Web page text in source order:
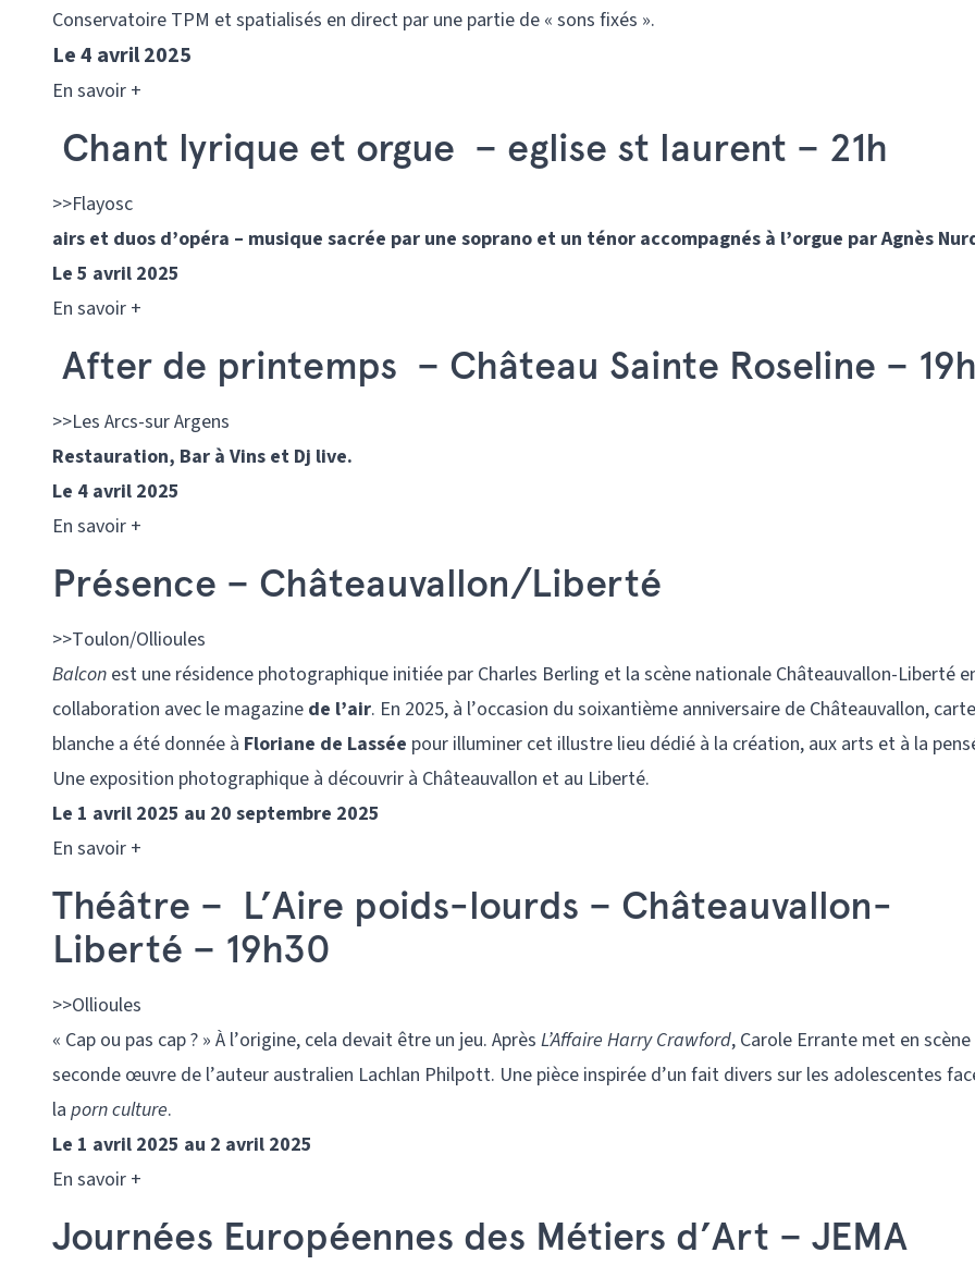
Conservatoire TPM et spatialisés en direct par une partie de « sons fixés ».
Le 4 avril 2025
En savoir +
Chant lyrique et orgue – eglise st laurent – 21h
>>Flayosc
airs et duos d’opéra – musique sacrée par une soprano et un ténor accompagnés à l’orgue par Agnès
Le 5 avril 2025
En savoir +
After de printemps – Château Sainte Roseline – 19h
>>Les Arcs-sur Argens
Restauration, Bar à Vins et Dj live.
Le 4 avril 2025
En savoir +
Présence – Châteauvallon/Liberté
>>Toulon/Ollioules
Balcon est une résidence photographique initiée par Charles Berling et la scène nationale Châteauvallon-Liberté
collaboration avec le magazine de l’air. En 2025, à l’occasion du soixantième anniversaire de Châteauvallon, carte
blanche a été donnée à Floriane de Lassée pour illuminer cet illustre lieu dédié à la création, aux arts et à la
Une exposition photographique à découvrir à Châteauvallon et au Liberté.
Le 1 avril 2025 au 20 septembre 2025
En savoir +
Théâtre – L’Aire poids-lourds – Châteauvallon-
Liberté – 19h30
>>Ollioules
« Cap ou pas cap ? » À l’origine, cela devait être un jeu. Après L’Affaire Harry Crawford, Carole Errante met en scène
seconde œuvre de l’auteur australien Lachlan Philpott. Une pièce inspirée d’un fait divers sur les adolescentes
la porn culture.
Le 1 avril 2025 au 2 avril 2025
En savoir +
Journées Européennes des Métiers d’Art – JEMA